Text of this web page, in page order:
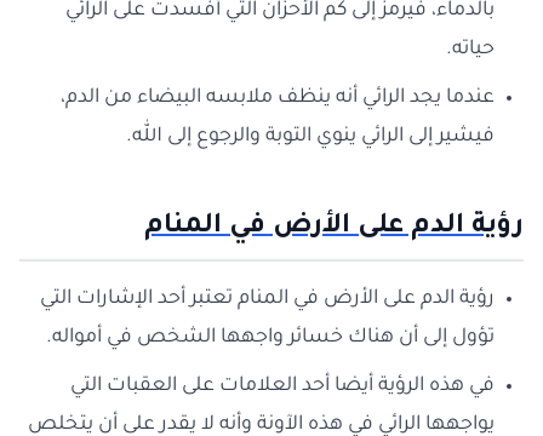
بالدماء، فيرمز إلى كم الأحزان التي أفسدت على الرائي
حياته.
عندما يجد الرائي أنه ينظف ملابسه البيضاء من الدم،
فيشير إلى الرائي ينوي التوبة والرجوع إلى الله.
رؤية الدم على الأرض في المنام
رؤية الدم على الأرض في المنام تعتبر أحد الإشارات التي
تؤول إلى أن هناك خسائر واجهها الشخص في أمواله.
في هذه الرؤية أيضا أحد العلامات على العقبات التي
يواجهها الرائي في هذه الآونة وأنه لا يقدر على أن يتخلص